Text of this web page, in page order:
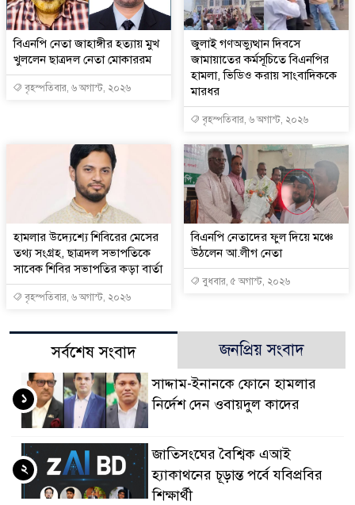
বিএনপি নেতা জাহাঙ্গীর হত্যায় মুখ
খুললেন ছাত্রদল নেতা মোকাররম
বৃহস্পতিবার, ৬ অগাস্ট, ২০২৬
জুলাই গণঅভ্যুত্থান দিবসে
জামায়াতের কর্মসূচিতে বিএনপির
হামলা, ভিডিও করায় সাংবাদিককে
মারধর
বৃহস্পতিবার, ৬ অগাস্ট, ২০২৬
হামলার উদ্যেশ্যে শিবিরের মেসের
তথ্য সংগ্রহ, ছাত্রদল সভাপতিকে
সাবেক শিবির সভাপতির কড়া বার্তা
বৃহস্পতিবার, ৬ অগাস্ট, ২০২৬
বিএনপি নেতাদের ফুল দিয়ে মঞ্চে
উঠলেন আ.লীগ নেতা
বুধবার, ৫ অগাস্ট, ২০২৬
সর্বশেষ সংবাদ জনপ্রিয় সংবাদ
সাদ্দাম-ইনানকে ফোনে হামলার
নির্দেশ দেন ওবায়দুল কাদের
১
জাতিসংঘের বৈশ্বিক এআই
হ্যাকাথনের চূড়ান্ত পর্বে যবিপ্রবির
শিক্ষার্থী
২